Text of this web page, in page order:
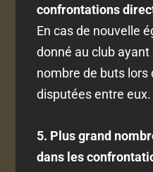
confrontations
En cas de nouvelle
donné au club
nombre de buts lors
disputées entre eux.
5. Plus grand
dans les